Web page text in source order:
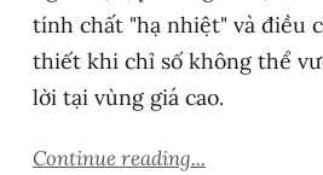
tính chất "hạ nhiệt" và điều
thiết khi chỉ số không thể
lời tại vùng giá cao.
Continue reading...